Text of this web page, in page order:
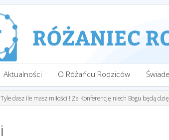
Aktualności O Różańcu Rodziców
Tyle dasz ile masz miłości ! Za Konferencję niech Bogu będą